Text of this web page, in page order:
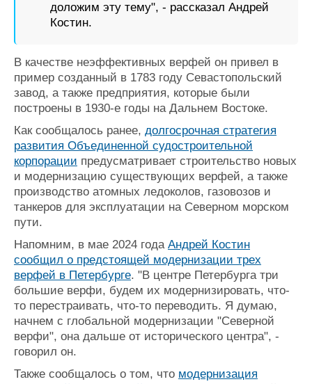
доложим эту тему", - рассказал Андрей
Костин.
В качестве неэффективных верфей он привел в
пример созданный в 1783 году Севастопольский
завод, а также предприятия, которые были
построены в 1930-е годы на Дальнем Востоке.
Как сообщалось ранее, долгосрочная стратегия
развития Объединенной судостроительной
корпорации предусматривает строительство новых
и модернизацию существующих верфей, а также
производство атомных ледоколов, газовозов и
танкеров для эксплуатации на Северном морском
пути.
Напомним, в мае 2024 года Андрей Костин
сообщил о предстоящей модернизации трех
верфей в Петербурге. "В центре Петербурга три
большие верфи, будем их модернизировать, что-
то перестраивать, что-то переводить. Я думаю,
начнем с глобальной модернизации "Северной
верфи", она дальше от исторического центра", -
говорил он.
Также сообщалось о том, что модернизация